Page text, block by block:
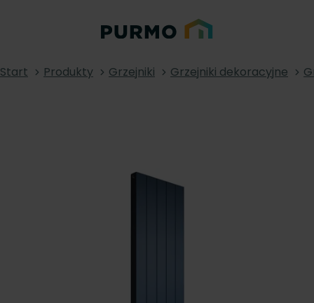
Start Produkty Grzejniki Grzejniki dekoracyjne